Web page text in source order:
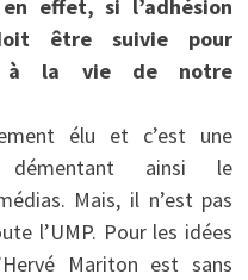
effet, si l’adhésion
être suivie pour
à la vie de notre
élu et c’est une
ainsi le
Mais, il n’est pas
l’UMP. Pour les idées
Mariton est sans